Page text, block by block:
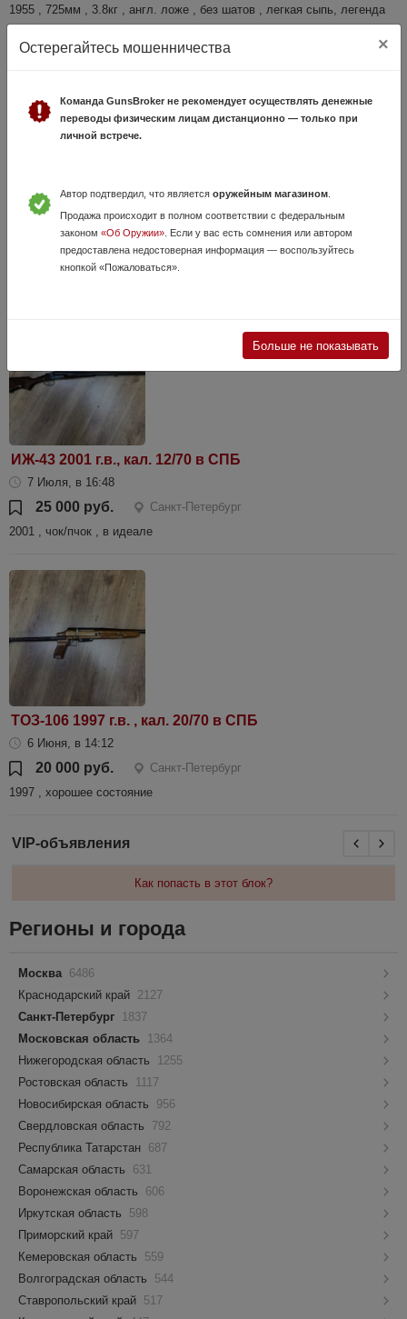
1955 , 725мм , 3.8кг , англ. ложе , без шатов , легкая сыпь, легенда
Hatsan Escort Magnum , кал. 12/76 в СПБ
27 Июля, в 14:06
18 000 руб.
Санкт-Петербург
ствол 510 , отличное состояние
ИЖ-43 2001 г.в., кал. 12/70 в СПБ
7 Июля, в 16:48
25 000 руб.
Санкт-Петербург
2001 , чок/пчок , в идеале
ТОЗ-106 1997 г.в. , кал. 20/70 в СПБ
6 Июня, в 14:12
20 000 руб.
Санкт-Петербург
1997 , хорошее состояние
Остерегайтесь мошенничества ×
Команда GunsBroker не рекомендует осуществлять денежные
переводы физическим лицам дистанционно — только при
личной встрече.
Автор подтвердил, что является оружейным магазином.
Продажа происходит в полном соответствии с федеральным
законом «Об Оружии». Если у вас есть сомнения или автором
предоставлена недостоверная информация — воспользуйтесь
кнопкой «Пожаловаться».
Больше не показывать
VIP-объявления
Как попасть в этот блок?
Регионы и города
Москва 6486
Краснодарский край 2127
Санкт-Петербург 1837
Московская область 1364
Нижегородская область
1255
Ростовская область
1117
Новосибирская область
956
Свердловская область
792
Республика Татарстан 687
Самарская область
631
Воронежская область
606
Иркутская область
598
Приморский край 597
Кемеровская область
559
Волгоградская область
544
Ставропольский край 517